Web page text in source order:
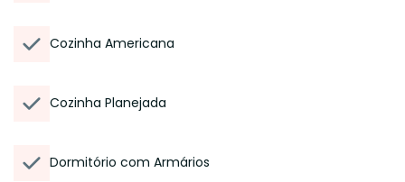
Cozinha Americana
Cozinha Planejada
Dormitório com Armários